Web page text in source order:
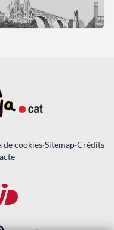
de cookies·Sitemap·Crèdits